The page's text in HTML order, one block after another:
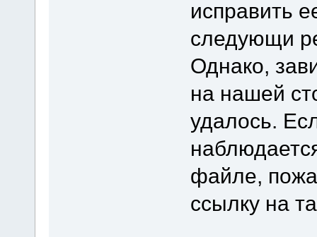
исправить
следующи
Однако,
на нашей
удалось.
файле,
ссылку на